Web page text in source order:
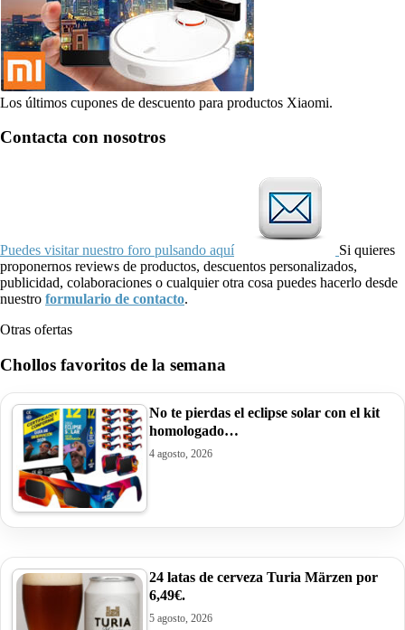
Los últimos cupones de descuento para productos Xiaomi.
Contacta con nosotros
Puedes visitar nuestro foro pulsando aquí
Si quieres
proponernos reviews de productos, descuentos personalizados,
publicidad, colaboraciones o cualquier otra cosa puedes hacerlo desde
nuestro formulario de contacto.
Otras ofertas
Chollos favoritos de la semana
No te pierdas el eclipse solar con el kit
homologado…
4 agosto, 2026
24 latas de cerveza Turia Märzen por
6,49€.
5 agosto, 2026